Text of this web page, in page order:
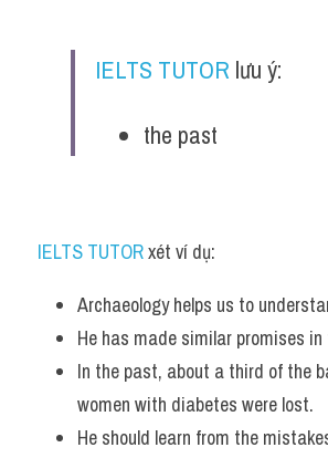
IELTS TUTOR lưu ý:
the past
IELTS TUTOR xét ví dụ:
Archaeology helps us to
He has made similar promises
In the past, about a third of the
women with diabetes were lost.
He should learn from the